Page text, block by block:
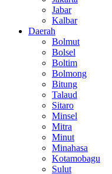
Jabar
Kalbar
Daerah
Bolmut
Bolsel
Boltim
Bolmong
Bitung
Talaud
Sitaro
Minsel
Mitra
Minut
Minahasa
Kotamobagu
Sulut